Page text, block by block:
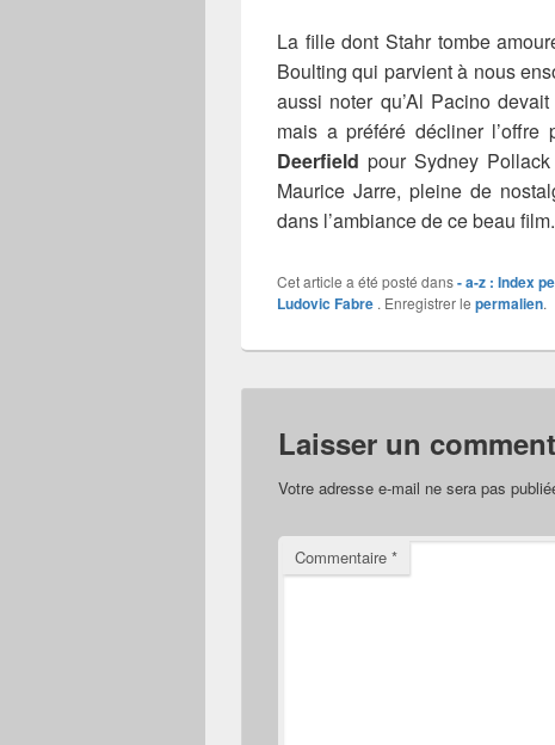
La fille dont Stahr tombe
Boulting qui parvient à nous
aussi noter qu’Al Pacino
mais a préféré décliner
Deerfield pour Sydney
Maurice Jarre, pleine de
dans l’ambiance de ce beau film.
Cet article a été posté dans- a-z : Index
Ludovic Fabre . Enregistrer le permalien.
Laisser un
Votre adresse e-mail ne sera pas
Commentaire *